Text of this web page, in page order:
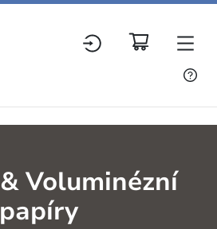
Voluminézní
papíry